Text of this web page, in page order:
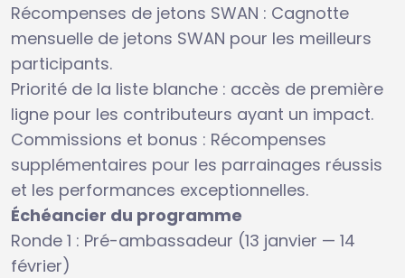
Récompenses de jetons SWAN : Cagnotte
mensuelle de jetons SWAN pour les meilleurs
participants.
Priorité de la liste blanche : accès de première
ligne pour les contributeurs ayant un impact.
Commissions et bonus : Récompenses
supplémentaires pour les parrainages réussis
et les performances exceptionnelles.
Échéancier du programme
Ronde 1 : Pré-ambassadeur (13 janvier — 14
février)